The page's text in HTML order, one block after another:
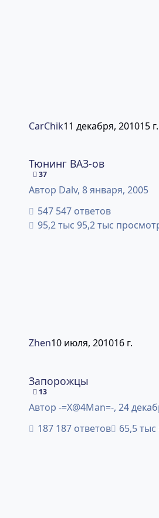
CarChik11 декабря, 201015 г.
Тюнинг ВАЗ-ов
37
Автор Dalv, 8 января, 2005
547 ответов
95,2 тыс
Zhen10 июля, 201016 г.
Запорожцы
13
Автор -=X@4Man=-, 24
187 ответов